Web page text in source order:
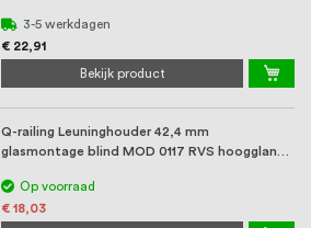
3-5 werkdagen
€ 22,91
Bekijk product
Q-railing Leuninghouder 42,4 mm
glasmontage blind MOD 0117 RVS hoogglans
Op voorraad
€ 18,03